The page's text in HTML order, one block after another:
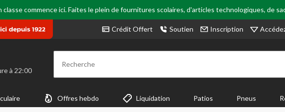
commence ici. Faites le plein de fournitures scolaires, d'articles technologiques, de
Crédit Offert Soutien Inscription
⋅ Fermeture à 22:00 Recherche
Offres hebdo Liquidation Patios Pneus